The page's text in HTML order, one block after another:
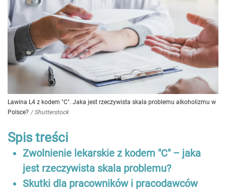
Lawina L4 z kodem "C". Jaka jest rzeczywista skala problemu alkoholizmu w
Polsce? / Shutterstock
Spis treści
Zwolnienie lekarskie z kodem "C" – jaka
jest rzeczywista skala problemu?
Skutki dla pracowników i pracodawców